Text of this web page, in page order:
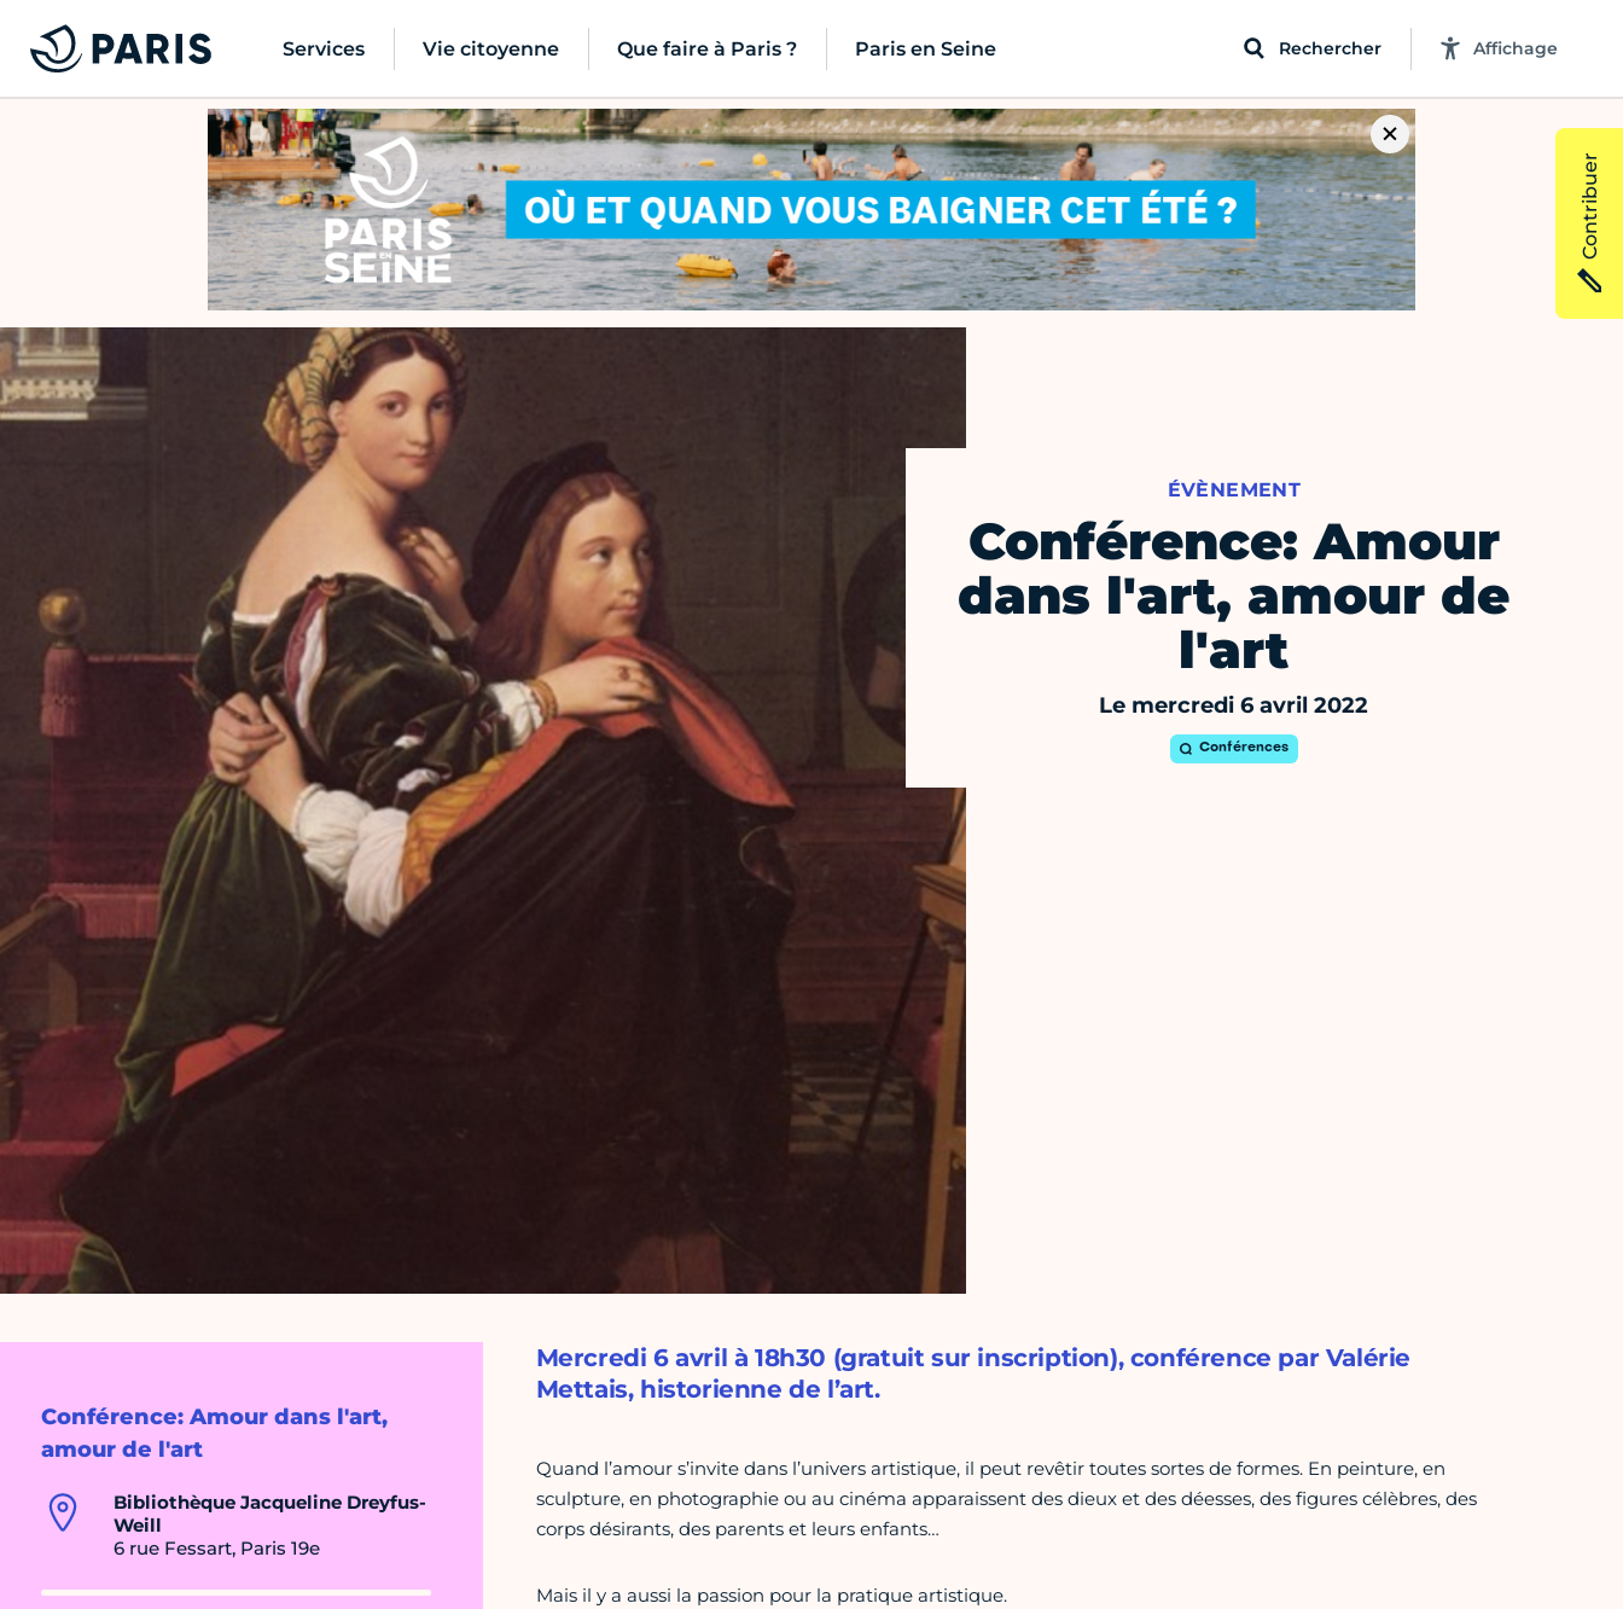
Services Vie citoyenne Que faire à Paris ? Paris en Seine Rechercher Affichage
ÉVÈNEMENT
Conférence: Amour
dans l'art, amour de
l'art
Le mercredi 6 avril 2022
Conférences
Conférence: Amour dans l'art,
amour de l'art
Bibliothèque Jacqueline Dreyfus-
Weill
6 rue Fessart, Paris 19e
Mercredi 6 avril à 18h30 (gratuit sur inscription), conférence par Valérie
Mettais, historienne de l’art.
Quand l’amour s’invite dans l’univers artistique, il peut revêtir toutes sortes de formes. En peinture, en
sculpture, en photographie ou au cinéma apparaissent des dieux et des déesses, des figures célèbres, des
corps désirants, des parents et leurs enfants…
Mais il y a aussi la passion pour la pratique artistique.
Contribuer